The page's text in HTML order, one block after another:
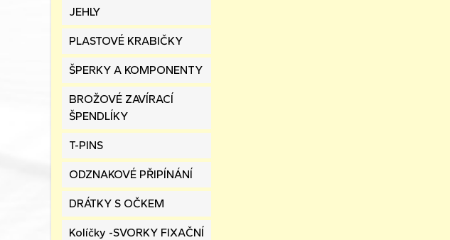
JEHLY
PLASTOVÉ KRABIČKY
ŠPERKY A KOMPONENTY
BROŽOVÉ ZAVÍRACÍ
ŠPENDLÍKY
T-PINS
ODZNAKOVÉ PŘIPÍNÁNÍ
DRÁTKY S OČKEM
Kolíčky -SVORKY FIXAČNÍ